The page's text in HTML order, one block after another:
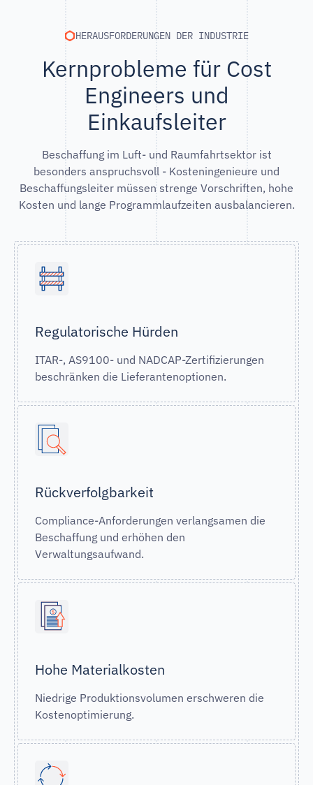
HERAUSFORDERUNGEN DER INDUSTRIE
Kernprobleme für Cost
Engineers und
Einkaufsleiter
Beschaffung im Luft- und Raumfahrtsektor ist
besonders anspruchsvoll - Kosteningenieure und
Beschaffungsleiter müssen strenge Vorschriften, hohe
Kosten und lange Programmlaufzeiten ausbalancieren.
Regulatorische Hürden
ITAR-, AS9100- und NADCAP-Zertifizierungen
beschränken die Lieferantenoptionen.
Rückverfolgbarkeit
Compliance-Anforderungen verlangsamen die
Beschaffung und erhöhen den
Verwaltungsaufwand.
Hohe Materialkosten
Niedrige Produktionsvolumen erschweren die
Kostenoptimierung.